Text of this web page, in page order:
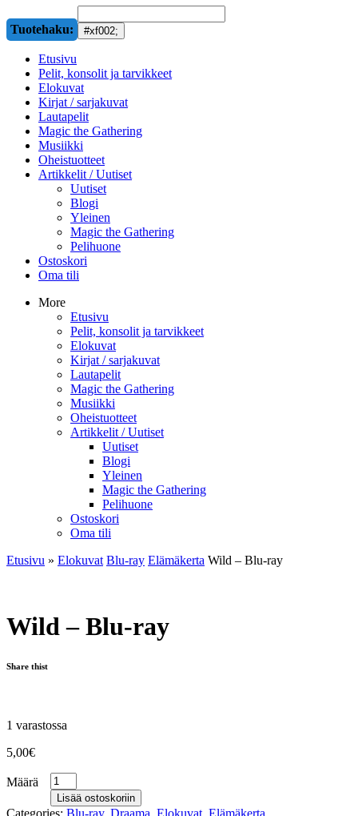
Tuotehaku:
Etusivu
Pelit, konsolit ja tarvikkeet
Elokuvat
Kirjat / sarjakuvat
Lautapelit
Magic the Gathering
Musiikki
Oheistuotteet
Artikkelit / Uutiset
Uutiset
Blogi
Yleinen
Magic the Gathering
Pelihuone
Ostoskori
Oma tili
More
Etusivu
Pelit, konsolit ja tarvikkeet
Elokuvat
Kirjat / sarjakuvat
Lautapelit
Magic the Gathering
Musiikki
Oheistuotteet
Artikkelit / Uutiset
Uutiset
Blogi
Yleinen
Magic the Gathering
Pelihuone
Ostoskori
Oma tili
Etusivu » Elokuvat Blu-ray Elämäkerta Wild – Blu-ray
Wild – Blu-ray
Share thist
1 varastossa
5,00€
Määrä
Lisää ostoskoriin